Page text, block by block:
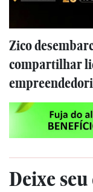
Zico
compartilhar
Deixe